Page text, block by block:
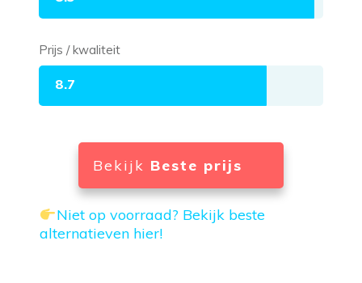
Prijs / kwaliteit
8.7
Bekijk Beste prijs
Niet op voorraad? Bekijk beste
alternatieven hier!